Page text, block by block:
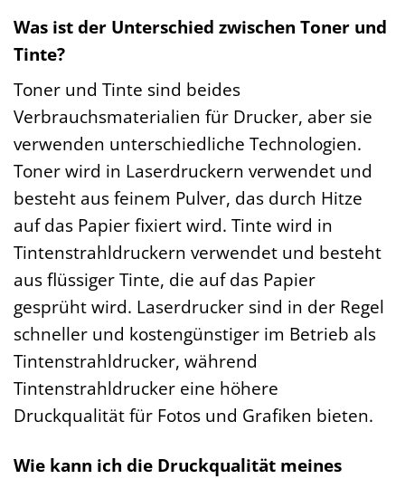
Was ist der Unterschied zwischen Toner und
Tinte?
Toner und Tinte sind beides
Verbrauchsmaterialien für Drucker, aber sie
verwenden unterschiedliche Technologien.
Toner wird in Laserdruckern verwendet und
besteht aus feinem Pulver, das durch Hitze
auf das Papier fixiert wird. Tinte wird in
Tintenstrahldruckern verwendet und besteht
aus flüssiger Tinte, die auf das Papier
gesprüht wird. Laserdrucker sind in der Regel
schneller und kostengünstiger im Betrieb als
Tintenstrahldrucker, während
Tintenstrahldrucker eine höhere
Druckqualität für Fotos und Grafiken bieten.
Wie kann ich die Druckqualität meines